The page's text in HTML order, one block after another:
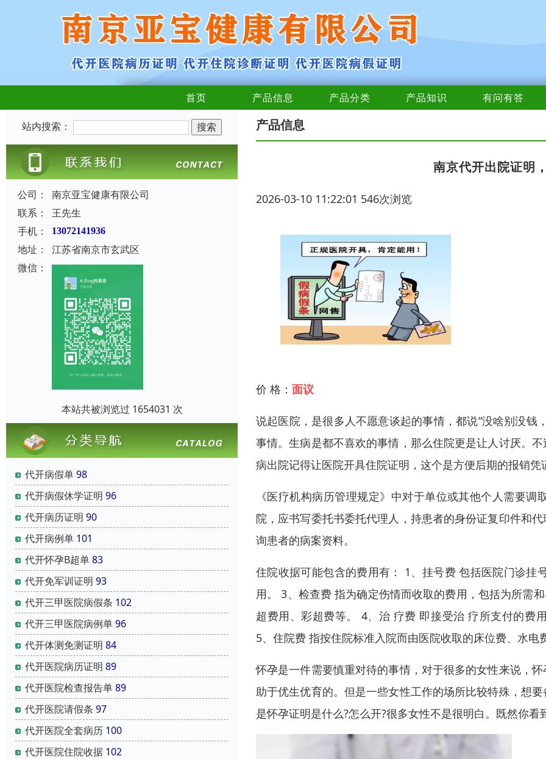
首页 产品信息 产品分类 产品知识 有问有答
站内搜索：
公司：
南京亚宝健康有限公司
联系：
王先生
手机：
13072141936
地址：
江苏省南京市玄武区
微信：
本站共被浏览过 1654031 次
代开病假单98
代开病假休学证明 96
代开病历证明 90
代开病例单 101
代开怀孕B超单83
代开免军训证明 93
代开三甲医院病假条 102
代开三甲医院病例单96
代开体测免测证明 84
代开医院病历证明 89
代开医院检查报告单89
代开医院请假条 97
代开医院全套病历 100
代开医院住院收据 102
产品信息
南京代开出院证明
2026-03-10 11:22:01 546次浏览
价 格： 面议
说起医院，是很多人不愿意谈起的事情，都说“没啥别没
事情。生病是都不喜欢的事情，那么住院更是让人讨厌。
病出院记得让医院开具住院证明，这个是方便后期的报销凭
《医疗机构病历管理规定》中对于单位或其他个人需要
院，应书写委托书委托代理人，持患者的身份证复印件和
询患者的病案资料。
住院收据可能包含的费用有： 1、挂号费 包括医院门诊
用。 3、检查费 指为确定伤情而收取的费用，包括为所需
超费用、彩超费等。 4、治 疗费 即接受治 疗所支付的费
5、住院费 指按住院标准入院而由医院收取的床位费、水电
怀孕是一件需要慎重对待的事情，对于很多的女性来说，
助于优生优育的。但是一些女性工作的场所比较特殊，想
是怀孕证明是什么?怎么开?很多女性不是很明白。既然你